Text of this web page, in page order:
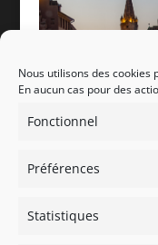
Nous utilisons des
En aucun cas pour des
Fonctionnel
Préférences
Statistiques